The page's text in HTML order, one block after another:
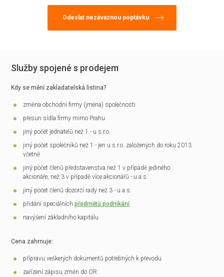
Služby spojené s prodejem
Kdy se mění zakladatelská listina?
změna obchodní firmy (jména) společnosti
přesun sídla firmy mimo Prahu
jiný počet jednatelů než 1 - u s.r.o.
jiný počet společníků než 1 - jen u s.r.o. založených do roku 2013
včetně
jiný počet členů představenstva než 1 v případě jediného
akcionáře, než 3 v případě více akcionářů - u a.s.
jiný počet členů dozorčí rady než 3 - u a.s.
přidání speciálníchpředmětů podnikání
navýšení základního kapitálu
Cena zahrnuje:
přípravu veškerých dokumentů potřebných k převodu
zařízení zápisu změn do OR